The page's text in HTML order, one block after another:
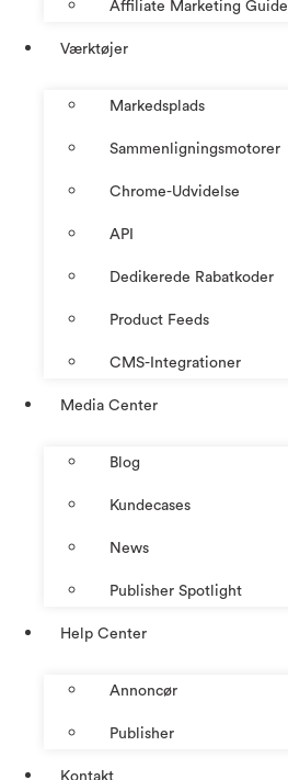
Affiliate Marketing Guide
Værktøjer
Markedsplads
Sammenligningsmotorer
Chrome-Udvidelse
API
Dedikerede Rabatkoder
Product Feeds
CMS-Integrationer
Media Center
Blog
Kundecases
News
Publisher Spotlight
Help Center
Annoncør
Publisher
Kontakt